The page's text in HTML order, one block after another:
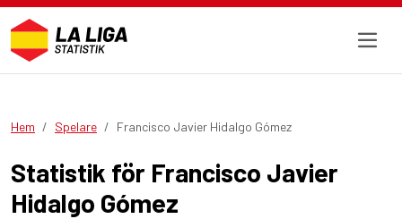
Hem Spelare Francisco Javier Hidalgo Gómez
Statistik för Francisco Javier
Hidalgo Gómez